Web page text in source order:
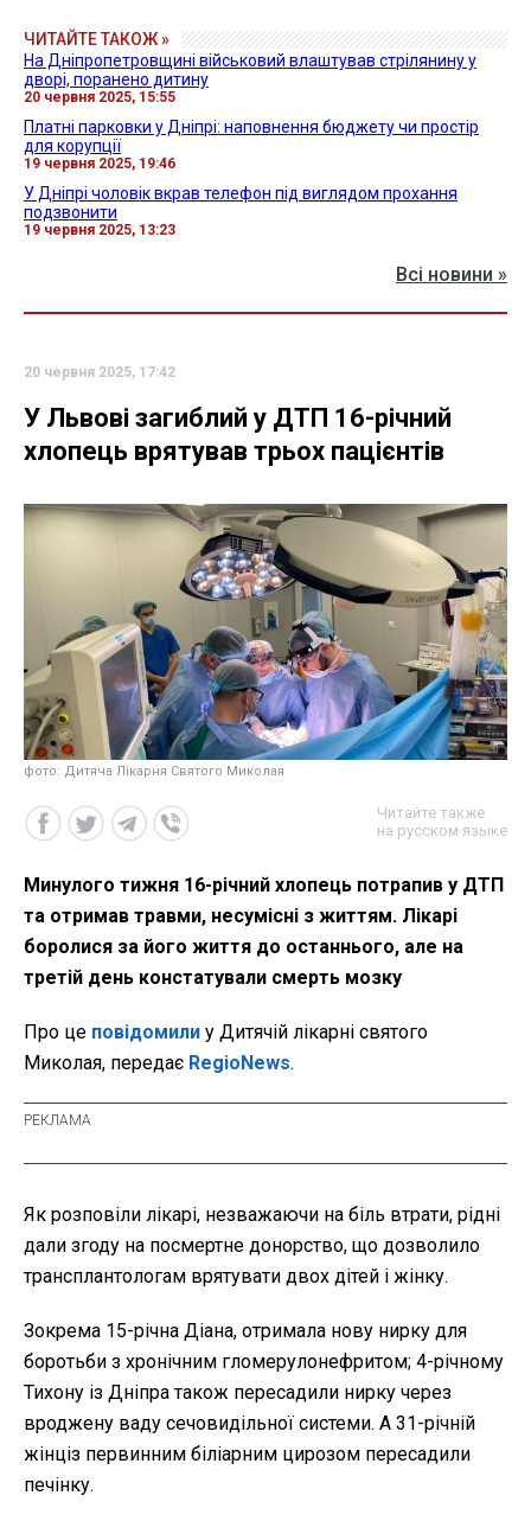
ЧИТАЙТЕ ТАКОЖ »
На Дніпропетровщині військовий влаштував стрілянину у
дворі, поранено дитину
20 червня 2025, 15:55
Платні парковки у Дніпрі: наповнення бюджету чи простір
для корупції
19 червня 2025, 19:46
У Дніпрі чоловік вкрав телефон під виглядом прохання
подзвонити
19 червня 2025, 13:23
Всі новини »
20 червня 2025, 17:42
У Львові загиблий у ДТП 16-річний
хлопець врятував трьох пацієнтів
фото: Дитяча Лікарня Святого Миколая
Читайте также
на русском языке
Минулого тижня 16-річний хлопець потрапив у ДТП
та отримав травми, несумісні з життям. Лікарі
боролися за його життя до останнього, але на
третій день констатували смерть мозку
Про це повідомили у Дитячій лікарні святого
Миколая, передає RegioNews.
Як розповіли лікарі, незважаючи на біль втрати, рідні
дали згоду на посмертне донорство, що дозволило
трансплантологам врятувати двох дітей і жінку.
Зокрема 15-річна Діана, отримала нову нирку для
боротьби з хронічним гломерулонефритом; 4-річному
Тихону із Дніпра також пересадили нирку через
вроджену ваду сечовидільної системи. А 31-річній
жінціз первинним біліарним цирозом пересадили
печінку.